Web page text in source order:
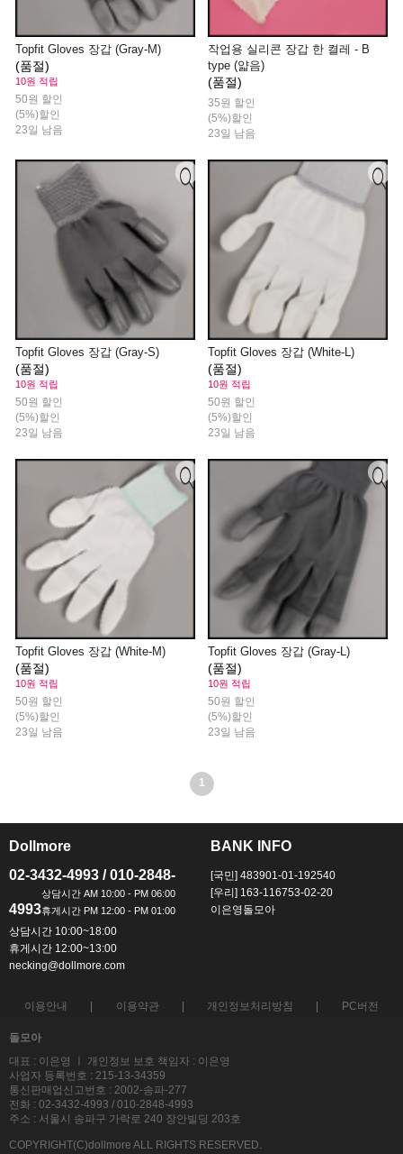
Topfit Gloves 장갑 (Gray-M)
(품절)
10원 적립
50원 할인
(5%)할인
23일 남음
작업용 실리콘 장갑 한 켤레 - B
type (얇음)
(품절)
35원 할인
(5%)할인
23일 남음
Topfit Gloves 장갑 (Gray-S)
(품절)
10원 적립
50원 할인
(5%)할인
23일 남음
Topfit Gloves 장갑 (White-L)
(품절)
10원 적립
50원 할인
(5%)할인
23일 남음
Topfit Gloves 장갑 (White-M)
(품절)
10원 적립
50원 할인
(5%)할인
23일 남음
Topfit Gloves 장갑 (Gray-L)
(품절)
10원 적립
50원 할인
(5%)할인
23일 남음
1
Dollmore
02-3432-4993 / 010-2848-
4993
상담시간 10:00~18:00
휴게시간 12:00~13:00
necking@dollmore.com
BANK INFO
[국민] 483901-01-192540
[우리] 163-116753-02-20
이은영돌모아
이용안내 이용약관 개인정보처리방침 PC버전
돌모아
대표 : 이은영 ㅣ 개인정보 보호 책임자 : 이은영
사업자 등록번호 : 215-13-34359
통신판매업신고번호 : 2002-송파-277
전화 : 02-3432-4993 / 010-2848-4993
주소 : 서울시 송파구 가락로 240 장안빌딩 203호
COPYRIGHT(C)dollmore ALL RIGHTS RESERVED.